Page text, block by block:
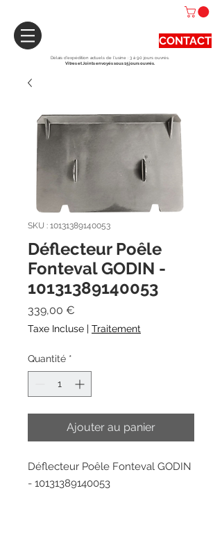
CONTACT
Délais d'expédition actuels de l'usine : 3 à 90 jours ouvrés.
Vitres et Joints envoyés sous 15 jours ouvrés.
SKU : 10131389140053
Déflecteur Poêle
Fonteval GODIN -
10131389140053
339,00 €
Taxe Incluse | Traitement
Quantité *
Ajouter au panier
Déflecteur Poêle Fonteval GODIN
- 10131389140053